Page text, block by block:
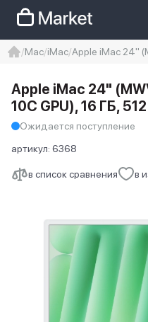
Iphone 14 pro max
Mac iMac Apple iMac 24"
в список сравнения в
Apple iMac 24"
10C GPU), 16 ГБ,
Ожидается поступление
артикул: 6368